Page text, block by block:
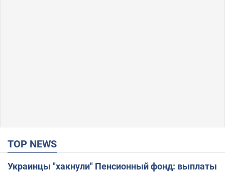
TOP NEWS
Украинцы "хакнули" Пенсионный фонд: выплаты